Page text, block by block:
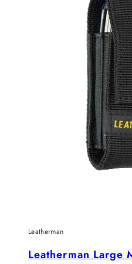
Leatherman
Leatherman Large